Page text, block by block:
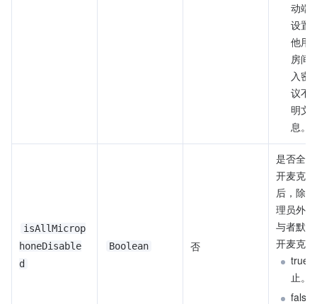
动端
设置
他用
房间
入密
议不
明文
息。
isAllMicrop
honeDisable
d
Boolean 否
是否全
开麦克
后，除
理员外
与者默
开麦克
true
止。
false